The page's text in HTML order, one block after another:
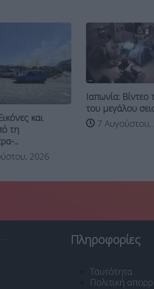
και
τη
...
2026
Ιαπωνία:
του μεγάλου
7 Αυγούστου,
Πληροφορίες
Ταυτότητα
Πολιτική